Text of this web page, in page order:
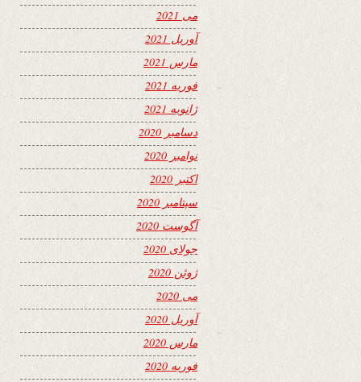
می 2021
آوریل 2021
مارس 2021
فوریه 2021
ژانویه 2021
دسامبر 2020
نوامبر 2020
اکتبر 2020
سپتامبر 2020
آگوست 2020
جولای 2020
ژوئن 2020
می 2020
آوریل 2020
مارس 2020
فوریه 2020